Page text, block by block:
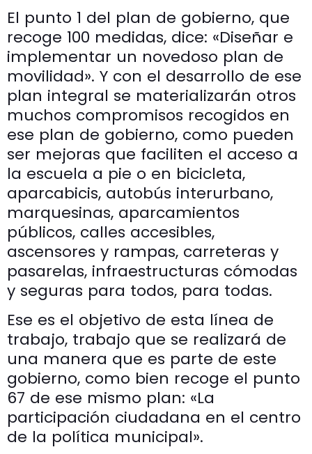
El punto 1 del plan de gobierno, que
recoge 100 medidas, dice: «Diseñar e
implementar un novedoso plan de
movilidad». Y con el desarrollo de ese
plan integral se materializarán otros
muchos compromisos recogidos en
ese plan de gobierno, como pueden
ser mejoras que faciliten el acceso a
la escuela a pie o en bicicleta,
aparcabicis, autobús interurbano,
marquesinas, aparcamientos
públicos, calles accesibles,
ascensores y rampas, carreteras y
pasarelas, infraestructuras cómodas
y seguras para todos, para todas.
Ese es el objetivo de esta línea de
trabajo, trabajo que se realizará de
una manera que es parte de este
gobierno, como bien recoge el punto
67 de ese mismo plan: «La
participación ciudadana en el centro
de la política municipal».